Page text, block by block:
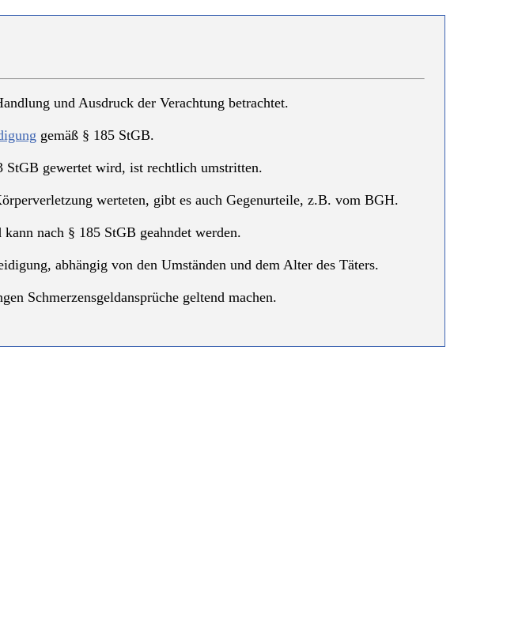
und Ausdruck der Verachtung betrachtet.
gemäß § 185 StGB.
StGB gewertet wird, ist rechtlich umstritten.
werteten, gibt es auch Gegenurteile, z.B. vom BGH.
nach § 185 StGB geahndet werden.
abhängig von den Umständen und dem Alter des Täters.
Schmerzensgeldansprüche geltend machen.